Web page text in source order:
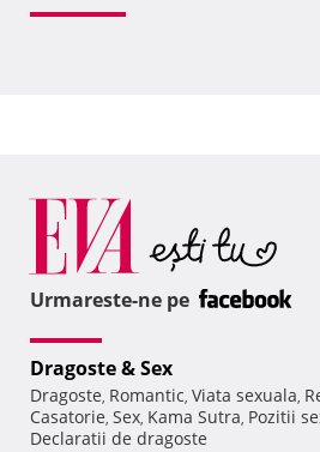
Urmareste-ne pe
Dragoste & Sex
Dragoste, Romantic, Viata sexuala,
Casatorie, Sex, Kama Sutra, Pozitii
Declaratii de dragoste